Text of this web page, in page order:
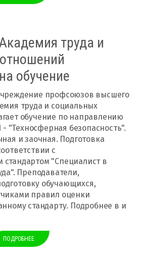
труда и
обучение
профсоюзов высшего
труда и социальных
обучение по направлению
- "Техносферная безопасность".
и заочная. Подготовка
с
"Специалист в
Преподаватели,
обучающихся,
правил оценки
стандарту. Подробнее в и
ПОДРОБНЕЕ